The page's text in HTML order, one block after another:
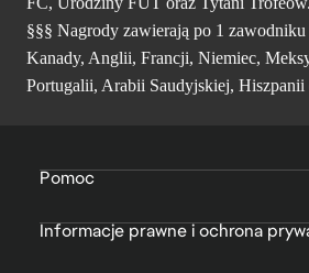
§§§ Nagrody zawierają po 1
Kanady, Anglii, Francji, Niemiec,
Portugalii, Arabii Saudyjskiej,
Pomoc
Informacje prawne i ochrona